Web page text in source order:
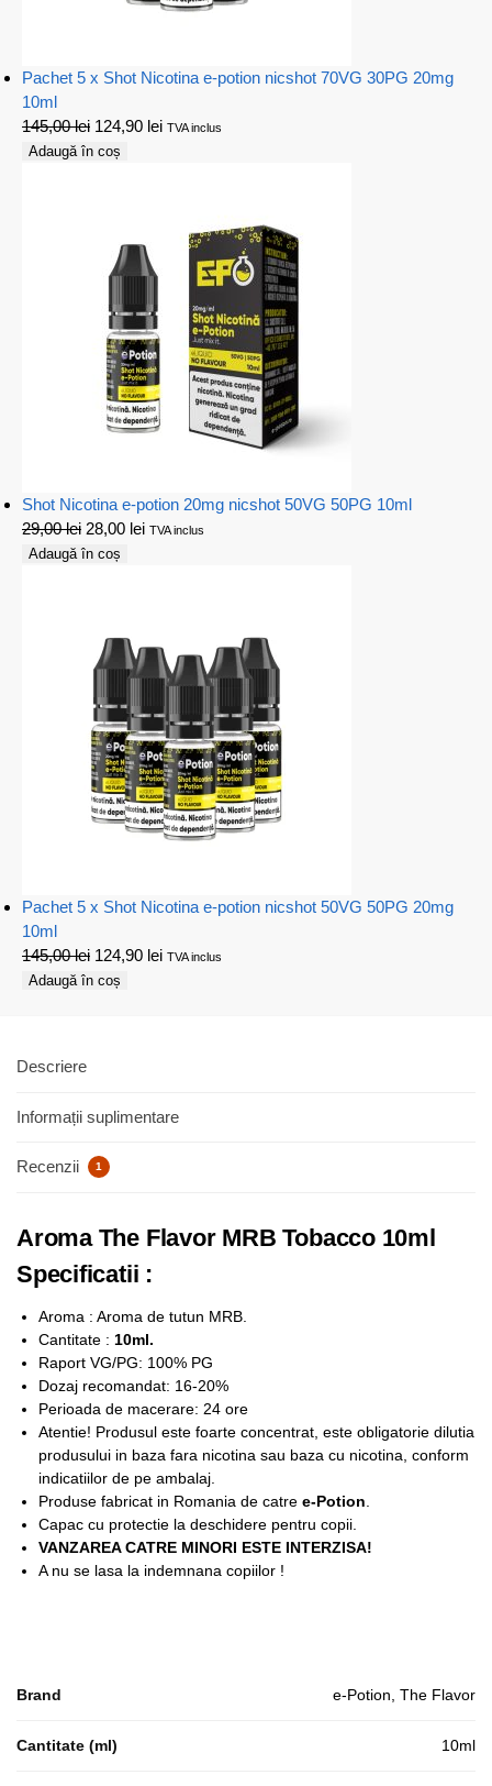
Pachet 5 x Shot Nicotina e-potion nicshot 70VG 30PG 20mg
10ml
145,00lei 124,90 lei TVA inclus
Adaugă în coș
Shot Nicotina e-potion 20mg nicshot 50VG 50PG 10ml
29,00lei 28,00 lei TVA inclus
Adaugă în coș
Pachet 5 x Shot Nicotina e-potion nicshot 50VG 50PG 20mg
10ml
145,00lei 124,90 lei TVA inclus
Adaugă în coș
Descriere
Informații suplimentare
Recenzii 1
Aroma The Flavor MRB Tobacco 10ml
Specificatii :
Aroma : Aroma de tutun MRB.
Cantitate : 10ml.
Raport VG/PG: 100% PG
Dozaj recomandat: 16-20%
Perioada de macerare: 24 ore
Atentie! Produsul este foarte concentrat, este obligatorie dilutia
produsului in baza fara nicotina sau baza cu nicotina, conform
indicatiilor de pe ambalaj.
Produse fabricat in Romania de catre e-Potion.
Capac cu protectie la deschidere pentru copii.
VANZAREA CATRE MINORI ESTE INTERZISA!
A nu se lasa la indemnana copiilor !
Brand e-Potion, The Flavor
Cantitate (ml) 10ml